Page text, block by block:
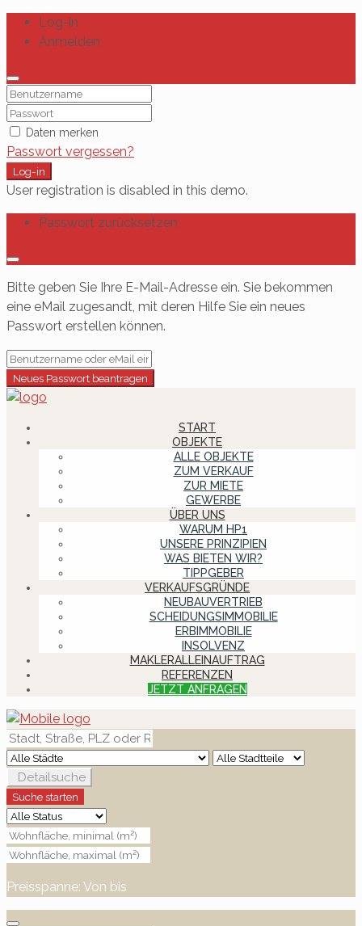
Log-in
Anmelden
Daten merken
Passwort vergessen?
Log-in
User registration is disabled in this demo.
Passwort zurücksetzen
Bitte geben Sie Ihre E-Mail-Adresse ein. Sie bekommen
eine eMail zugesandt, mit deren Hilfe Sie ein neues
Passwort erstellen können.
Neues Passwort beantragen
START
OBJEKTE
ALLE OBJEKTE
ZUM VERKAUF
ZUR MIETE
GEWERBE
ÜBER UNS
WARUM HP1
UNSERE PRINZIPIEN
WAS BIETEN WIR?
TIPPGEBER
VERKAUFSGRÜNDE
NEUBAUVERTRIEB
SCHEIDUNGSIMMOBILIE
ERBIMMOBILIE
INSOLVENZ
MAKLERALLEINAUFTRAG
REFERENZEN
JETZT ANFRAGEN
Detailsuche
Suche starten
Preisspanne: Von bis